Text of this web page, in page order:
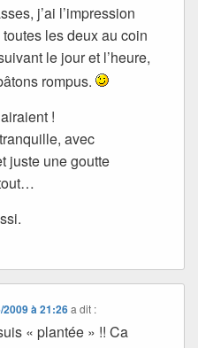
j’ai l’impression
les deux au coin
le jour et l’heure,
rompus.
!
avec
juste une goutte
2009 à 21:26 a dit :
« plantée » !! Ca